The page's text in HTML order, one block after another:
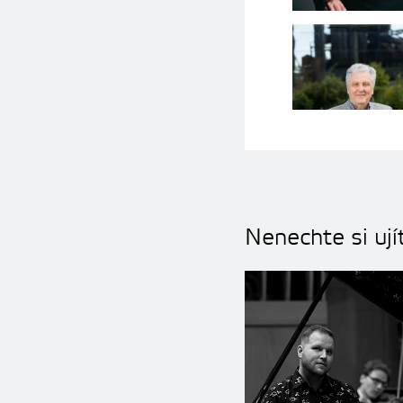
Nenechte si